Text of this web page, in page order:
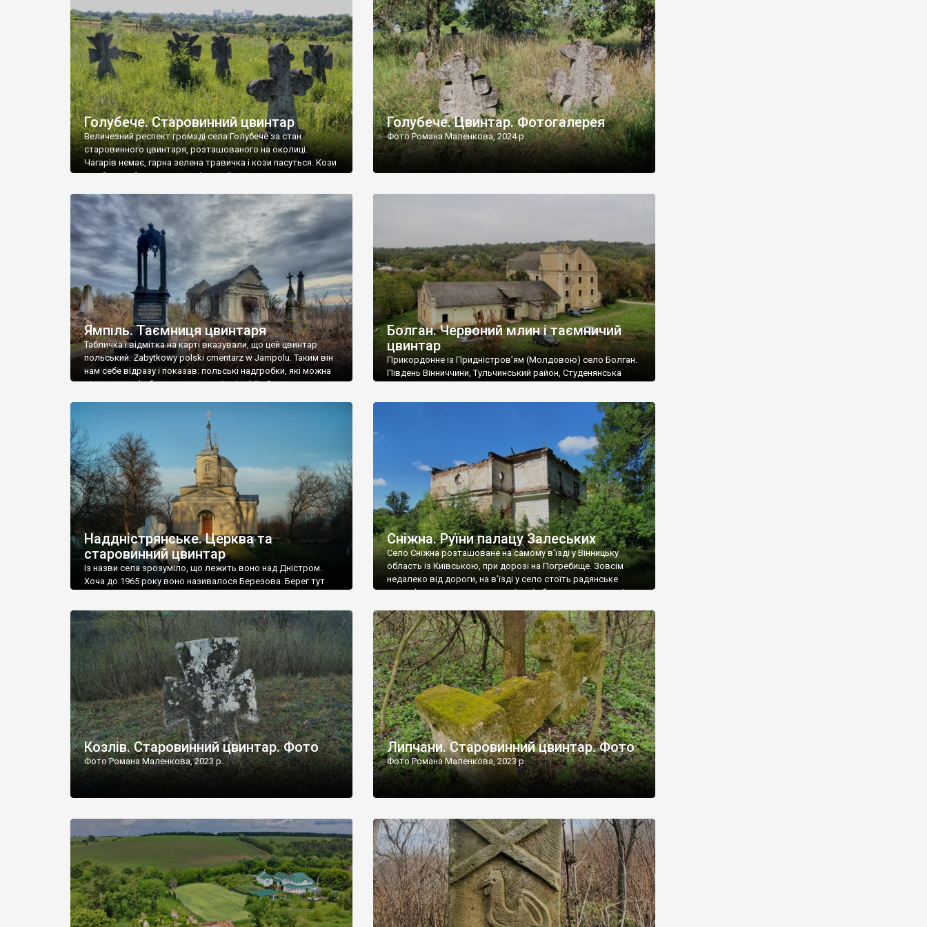
[…]
Голубече. Старовинний цвинтар
Величезний респект громаді села Голубече за стан
старовинного цвинтаря, розташованого на околиці.
Чагарів немає, гарна зелена травичка і кози пасуться. Кози
– найкращий регулятор шкідливої, для старих кладовищ,
бруньками, кози ті бруньки обгризають, бо то улюблений
делікатес. На цвинтарі у Голубечому ціла колекція
різноманітних форм хрестів. Село відносно невелике, […]
Голубече. Цвинтар. Фотогалерея
Фото Романа Маленкова, 2024 р.
Ямпіль. Таємниця цвинтаря
Табличка і відмітка на карті вказували, що цей цвинтар
польський. Zabytkowy polski cmentarz w Jampolu. Таким він
нам себе відразу і показав: польські надгробки, які можна
віднести до фабричних, польські епітафії… Загалом цвинтар
виявилося більше семи гектарів. Перше враження про
абсолютну звичайність польського цвинтаря виявилося
оманливим – […]
Болган. Червоний млин і таємничий
цвинтар
Прикордонне із Придністров’ям (Молдовою) село Болган.
Південь Вінниччини, Тульчинський район, Студенянська
старовинний цвинтар із кам’яними хрестами. Всі епітафії, які
збереглися, написані кирилицею, церковнослов’янською
мовою. За всіма традиційними ознаками – цвинтар
український. Хрести датуються 19 століттям. У 1924-1940
роках Болган […]
Наддністрянське. Церква та
старовинний цвинтар
Із назви села зрозуміло, що лежить воно над Дністром.
Хоча до 1965 року воно називалося Березова. Берег тут
Наддністрянське відрізняється від більшості навколишніх
сіл. У селі є мурована Михайлівська церква. Точної дати […]
Сніжна. Руїни палацу Залеських
Село Сніжна розташоване на самому в’їзді у Вінницьку
область із Київською, при дорозі на Погребище. Зовсім
недалеко від дороги, на в’їзді у село стоїть радянське
рельєфне пано, яке показує жінку і яблуню, а трохи далі,
дороги їх не видно, але видно дві стареньких колії у траві –
[…]
Козлів. Старовинний цвинтар. Фото
Фото Романа Маленкова, 2023 р.
Липчани. Старовинний цвинтар. Фото
Фото Романа Маленкова, 2023 р.